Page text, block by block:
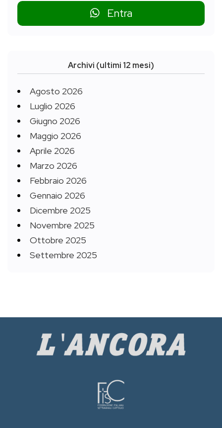
Entra
Archivi (ultimi 12 mesi)
Agosto 2026
Luglio 2026
Giugno 2026
Maggio 2026
Aprile 2026
Marzo 2026
Febbraio 2026
Gennaio 2026
Dicembre 2025
Novembre 2025
Ottobre 2025
Settembre 2025